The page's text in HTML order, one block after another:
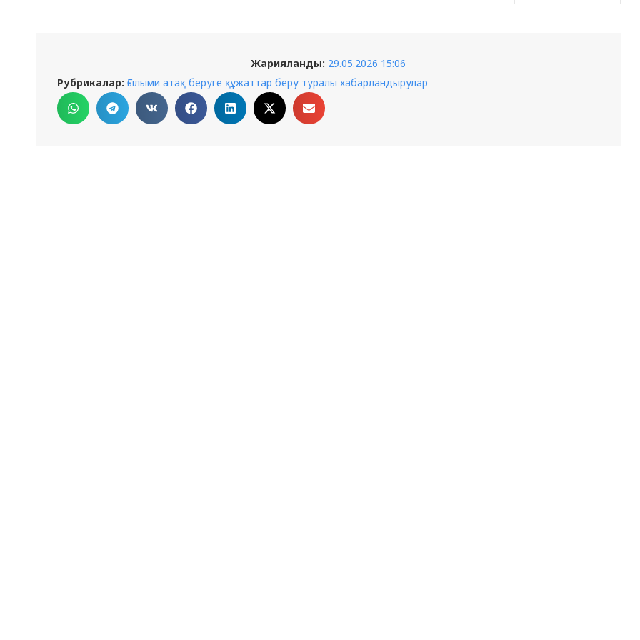
Жарияланды: 29.05.2026 15:06
Рубрикалар: Ғылыми атақ беруге құжаттар беру туралы хабарландырулар